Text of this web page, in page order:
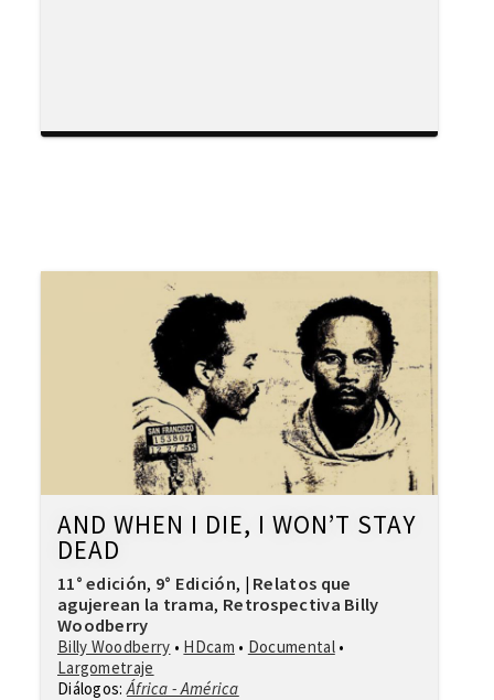
AND WHEN I DIE, I WON’T STAY
DEAD
11° edición, 9° Edición, | Relatos que
agujerean la trama, Retrospectiva Billy
Woodberry
Billy Woodberry • HDcam • Documental•
Largometraje
Diálogos:África - América